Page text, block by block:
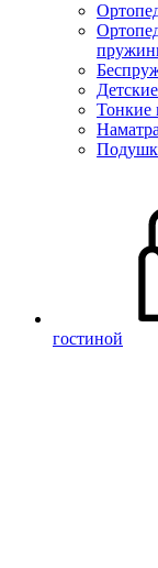
Тонкие
гостиной